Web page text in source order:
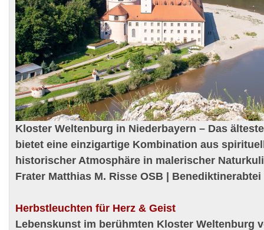
Kloster Weltenburg in Niederbayern – Das
bietet eine einzigartige Kombination aus
historischer Atmosphäre in malerischer
Frater Matthias M. Risse OSB |
Herbstleuchten für Herz & Geist
Lebenskunst im berühmten Kloster Weltenburg